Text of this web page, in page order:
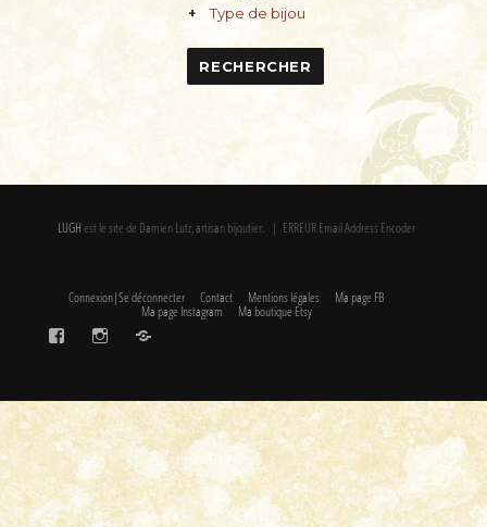
Type de bijou
LUGHest le site de Damien Lutz, artisan bijoutier. | ERREUR Email Address Encoder
Connexion|Se déconnecter Contact Mentions légales Ma page FB
Ma page Instagram Ma boutique Etsy
FaceBook Instagram Etsy